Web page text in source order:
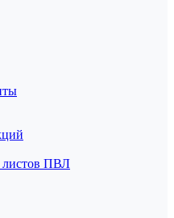
листов ПВЛ